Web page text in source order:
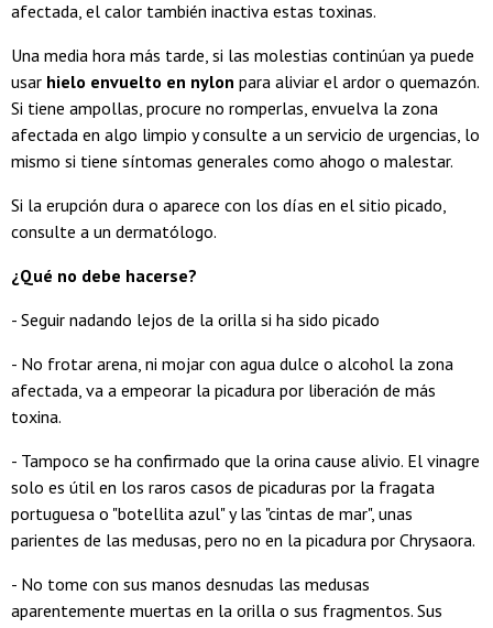
afectada, el calor también inactiva estas toxinas.
Una media hora más tarde, si las molestias continúan ya puede
usar hielo envuelto en nylon para aliviar el ardor o quemazón.
Si tiene ampollas, procure no romperlas, envuelva la zona
afectada en algo limpio y consulte a un servicio de urgencias, lo
mismo si tiene síntomas generales como ahogo o malestar.
Si la erupción dura o aparece con los días en el sitio picado,
consulte a un dermatólogo.
¿Qué no debe hacerse?
- Seguir nadando lejos de la orilla si ha sido picado
- No frotar arena, ni mojar con agua dulce o alcohol la zona
afectada, va a empeorar la picadura por liberación de más
toxina.
- Tampoco se ha confirmado que la orina cause alivio. El vinagre
solo es útil en los raros casos de picaduras por la fragata
portuguesa o "botellita azul" y las "cintas de mar", unas
parientes de las medusas, pero no en la picadura por Chrysaora.
- No tome con sus manos desnudas las medusas
aparentemente muertas en la orilla o sus fragmentos. Sus